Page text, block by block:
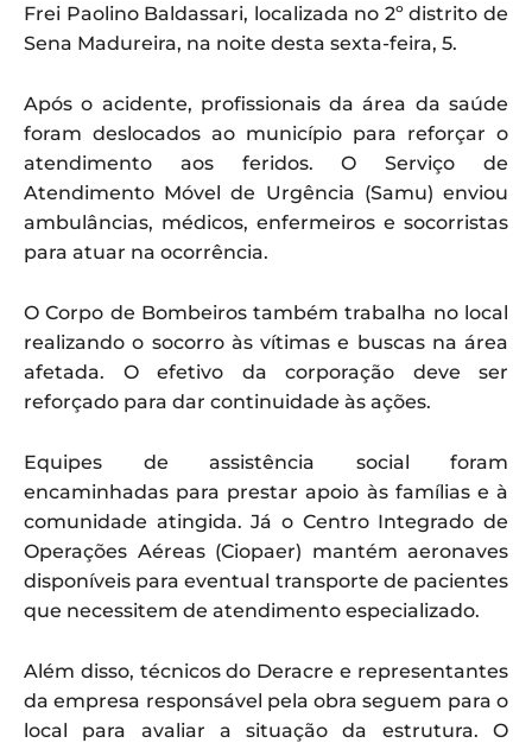
Frei Paolino Baldassari, localizada no 2º distrito de
Sena Madureira, na noite desta sexta-feira, 5.
Após o acidente, profissionais da área da saúde
foram deslocados ao município para reforçar o
atendimento aos feridos. O Serviço de
Atendimento Móvel de Urgência (Samu) enviou
ambulâncias, médicos, enfermeiros e socorristas
para atuar na ocorrência.
O Corpo de Bombeiros também trabalha no local
realizando o socorro às vítimas e buscas na área
afetada. O efetivo da corporação deve ser
reforçado para dar continuidade às ações.
Equipes de assistência social foram
encaminhadas para prestar apoio às famílias e à
comunidade atingida. Já o Centro Integrado de
Operações Aéreas (Ciopaer) mantém aeronaves
disponíveis para eventual transporte de pacientes
que necessitem de atendimento especializado.
Além disso, técnicos do Deracre e representantes
da empresa responsável pela obra seguem para o
local para avaliar a situação da estrutura. O